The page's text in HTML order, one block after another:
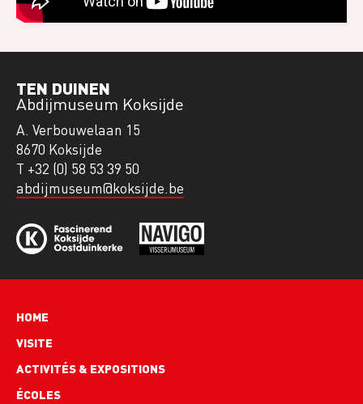
TEN DUINEN
Abdijmuseum Koksijde
A. Verbouwelaan 15
8670 Koksijde
T +32 (0) 58 53 39 50
abdijmuseum@koksijde.be
Hoofdnavigatie
HOME
VISITE
ACTIVITÉS & EXPOSITIONS
ÉCOLES